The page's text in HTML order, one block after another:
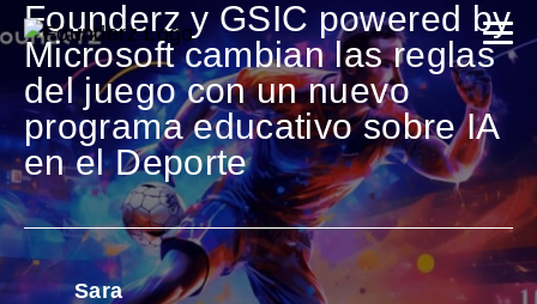
Founderz y GSIC powered by
Microsoft cambian las reglas
del juego con un nuevo
programa educativo sobre IA
en el Deporte
Sara